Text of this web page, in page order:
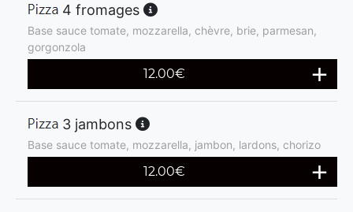
4 fromages
Base sauce tomate, mozzarella, chèvre, brie, parmesan,
gorgonzola
12.00€
3 jambons
Base sauce tomate, mozzarella, jambon, lardons, chorizo
12.00€